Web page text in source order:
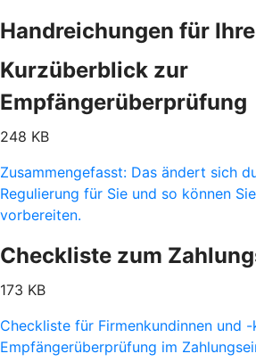
Handreichungen für
Kurzüberblick zur
Empfängerüberprüfung
248 KB
Zusammengefasst: Das ändert sich
Regulierung für Sie und so können
vorbereiten.
Checkliste zum
173 KB
Checkliste für Firmenkundinnen und
Empfängerüberprüfung im